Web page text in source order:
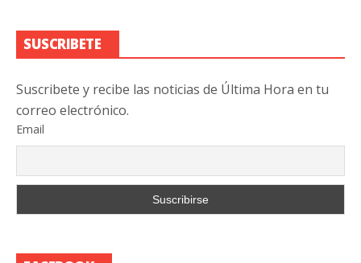
SUSCRIBETE
Suscribete y recibe las noticias de Última Hora en tu
correo electrónico.
Email